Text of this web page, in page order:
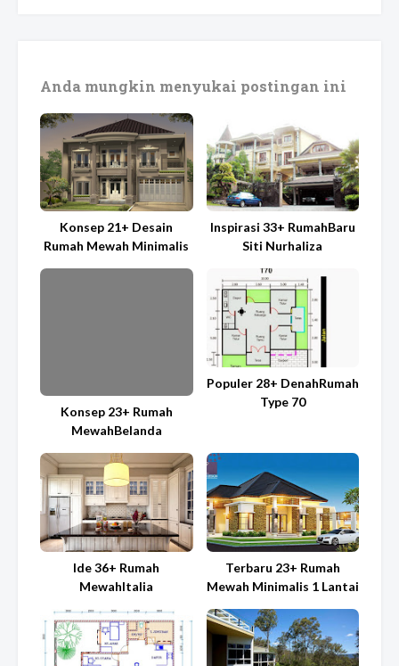
Anda mungkin menyukai postingan ini
Konsep 21+ Desain
Rumah Mewah Minimalis
Inspirasi 33+ RumahBaru
Siti Nurhaliza
Konsep 23+ Rumah
MewahBelanda
Populer 28+ DenahRumah
Type 70
Ide 36+ Rumah
MewahItalia
Terbaru 23+ Rumah
Mewah Minimalis 1 Lantai